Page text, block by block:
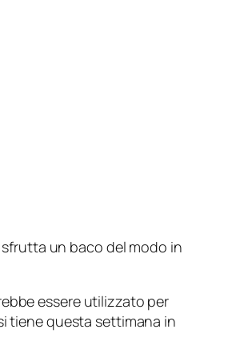
un baco del modo in
essere utilizzato per
tiene questa settimana in